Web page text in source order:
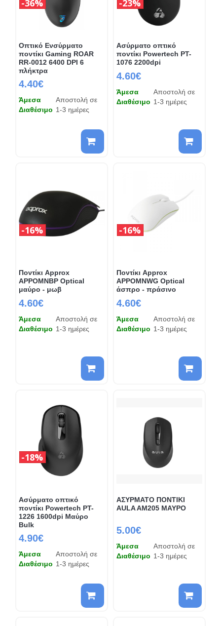
Οπτικό Ενσύρματο
ποντίκι Gaming ROAR
RR-0012 6400 DPI 6
πλήκτρα
4.40€
36%
Άμεσα
Διαθέσιμο
Αποστολή σε
1-3 ημέρες
Ασύρματο οπτικό
ποντίκι Powertech PT-
1076 2200dpi
4.60€
23%
Άμεσα
Διαθέσιμο
Αποστολή σε
1-3 ημέρες
Ποντίκι Approx
APPOMNBP Optical
μαύρο - μωβ
4.60€
16%
Άμεσα
Διαθέσιμο
Αποστολή σε
1-3 ημέρες
Ποντίκι Approx
APPOMNWG Optical
άσπρο - πράσινο
4.60€
16%
Άμεσα
Διαθέσιμο
Αποστολή σε
1-3 ημέρες
Ασύρματο οπτικό
ποντίκι Powertech PT-
1226 1600dpi Μαύρο
Bulk
4.90€
18%
Άμεσα
Διαθέσιμο
Αποστολή σε
1-3 ημέρες
ΑΣΥΡΜΑΤΟ ΠΟΝΤΙΚΙ
AULA AM205 ΜΑΥΡΟ
5.00€
Άμεσα
Διαθέσιμο
Αποστολή σε
1-3 ημέρες